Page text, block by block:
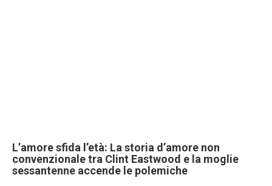
L’amore sfida l’età: La storia d’amore non
convenzionale tra Clint Eastwood e la moglie
sessantenne accende le polemiche